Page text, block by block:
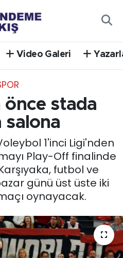
Video Galeri
önce stada
salona
1'inci Ligi'nden
Play-Off finalinde
futbol ve
günü üst üste iki
oynayacak.
ve Fikstür